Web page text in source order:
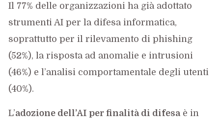
Il 77% delle organizzazioni ha già adottato
strumenti AI per la difesa informatica,
soprattutto per il rilevamento di phishing
(52%), la risposta ad anomalie e intrusioni
(46%) e l’analisi comportamentale degli utenti
(40%).
L’adozione dell’AI per finalità di difesa è in